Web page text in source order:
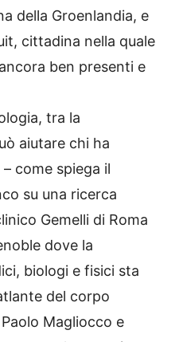
della Groenlandia, e
cittadina nella quale
ben presenti e
tra la
aiutare chi ha
come spiega il
su una ricerca
Gemelli di Roma
dove la
biologi e fisici sta
del corpo
Magliocco e